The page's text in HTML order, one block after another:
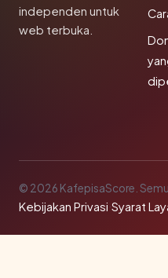
independen untuk
web terbuka.
© 2026 KafepisaScore.
Kebijakan Privasi·Syarat